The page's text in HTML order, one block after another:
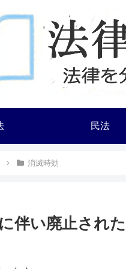
民法
消滅時効
伴い廃止され